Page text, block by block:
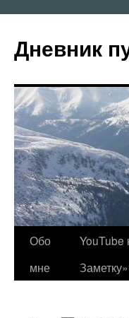
содержимому
Дневник
Обо
мне
YouTube
Заметку»